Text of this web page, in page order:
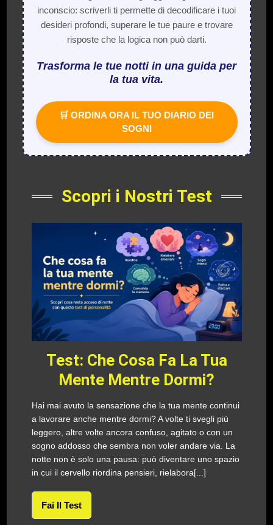
inconscio: scriverli ti permette di decodificare i tuoi
desideri profondi, superare le tue paure e trovare
risposte che la logica non può darti.
Trasforma le tue notti in una guida per
la tua vita.
🛒 ORDINA ORA IL TUO DIARIO DEI
SOGNI
Scopri i Nostri Test
Test: Che Cosa Fa La Tua
Mente Mentre Dormi?
Hai mai avuto la sensazione che la tua mente continui
a lavorare anche mentre dormi? A volte ti svegli più
leggero, altre volte ancora confuso, agitato o con un
sogno addosso che sembra non voler andare via. La
notte non è solo una pausa: può diventare uno spazio
in cui il cervello riordina pensieri, rielabora[...]
Fai Il Test